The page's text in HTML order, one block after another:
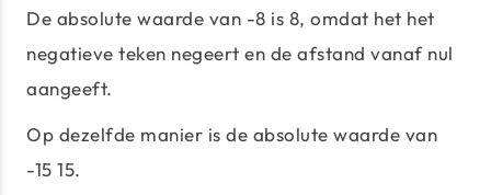
De absolute waarde van -8 is 8, omdat het het
negatieve teken negeert en de afstand vanaf nul
aangeeft.
Op dezelfde manier is de absolute waarde van
-15 15.